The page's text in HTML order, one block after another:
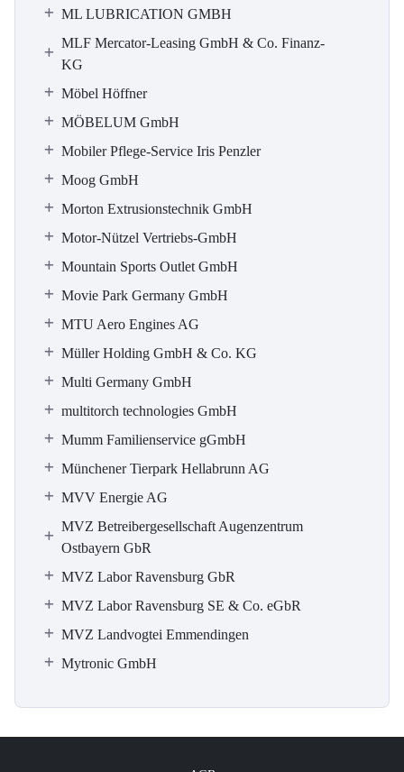
ML LUBRICATION GMBH
MLF Mercator-Leasing GmbH & Co. Finanz-
KG
Möbel Höffner
MÖBELUM GmbH
Mobiler Pflege-Service Iris Penzler
Moog GmbH
Morton Extrusionstechnik GmbH
Motor-Nützel Vertriebs-GmbH
Mountain Sports Outlet GmbH
Movie Park Germany GmbH
MTU Aero Engines AG
Müller Holding GmbH & Co. KG
Multi Germany GmbH
multitorch technologies GmbH
Mumm Familienservice gGmbH
Münchener Tierpark Hellabrunn AG
MVV Energie AG
MVZ Betreibergesellschaft Augenzentrum
Ostbayern GbR
MVZ Labor Ravensburg GbR
MVZ Labor Ravensburg SE & Co. eGbR
MVZ Landvogtei Emmendingen
Mytronic GmbH